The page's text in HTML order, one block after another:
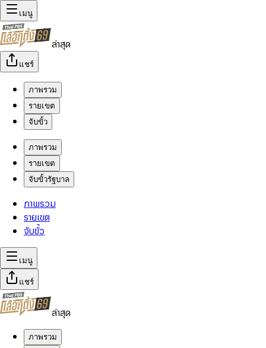
เมนู
ล่าสุด
แชร์
ภาพรวม
รายเขต
จับขั้ว
ภาพรวม
รายเขต
จับขั้วรัฐบาล
ภาพรวม
รายเขต
จับขั้ว
เมนู
แชร์
ล่าสุด
ภาพรวม